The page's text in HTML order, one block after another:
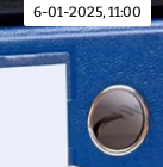
6-01-2025, 11:00